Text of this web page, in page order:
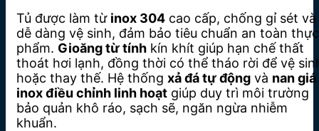
Tủ được làm từ inox 304 cao cấp, chống gỉ sét và
dễ dàng vệ sinh, đảm bảo tiêu chuẩn an toàn thực
phẩm. Gioăng từ tính kín khít giúp hạn chế thất
thoát hơi lạnh, đồng thời có thể tháo rời để vệ
hoặc thay thế. Hệ thống xả đá tự động và nan giá
inox điều chỉnh linh hoạt giúp duy trì môi trường
bảo quản khô ráo, sạch sẽ, ngăn ngừa nhiễm
khuẩn.